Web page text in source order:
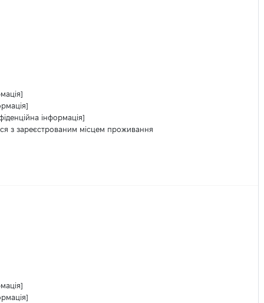
інформація]
з зареєстрованим місцем проживання